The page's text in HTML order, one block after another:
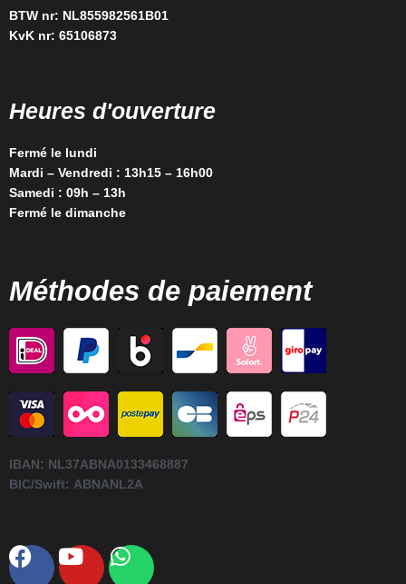
BTW nr: NL855982561B01
KvK nr: 65106873
Heures d'ouverture
Fermé le lundi
Mardi – Vendredi : 13h15 – 16h00
Samedi : 09h – 13h
Fermé le dimanche
Méthodes de paiement
IBAN: NL37ABNA0133468887
BIC/Swift: ABNANL2A
Facebook
YoutubeWhatsapp